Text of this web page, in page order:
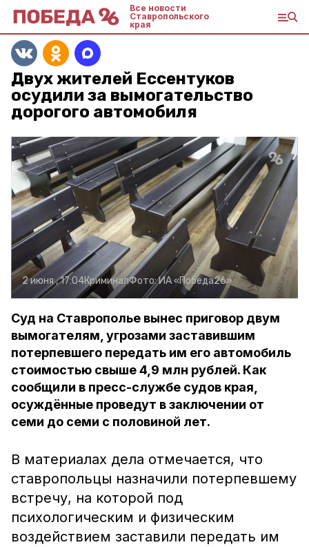
Все новости
Ставропольского
края
Двух жителей Ессентуков
осудили за вымогательство
дорогого автомобиля
2 июня , 17:04КриминалФото:ИА «Победа26»
Суд на Ставрополье вынес приговор двум
вымогателям, угрозами заставившим
потерпевшего передать им его автомобиль
стоимостью свыше 4,9 млн рублей. Как
сообщили в пресс-службе судов края,
осуждённые проведут в заключении от
семи до семи с половиной лет.
В материалах дела отмечается, что
ставропольцы назначили потерпевшему
встречу, на которой под
психологическим и физическим
воздействием заставили передать им